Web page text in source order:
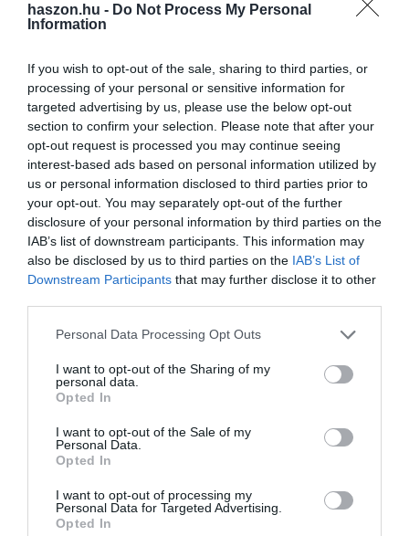
haszon.hu - Do Not Process My Personal
Information
If you wish to opt-out of the sale, sharing to third parties, or
processing of your personal or sensitive information for
targeted advertising by us, please use the below opt-out
section to confirm your selection. Please note that after your
opt-out request is processed you may continue seeing
interest-based ads based on personal information utilized by
us or personal information disclosed to third parties prior to
your opt-out. You may separately opt-out of the further
disclosure of your personal information by third parties on the
IAB’s list of downstream participants. This information may
also be disclosed by us to third parties on the IAB’s List of
Downstream Participants that may further disclose it to other
Please note that this website/app uses one or more Google
not limited to your visit or usage behaviour. You may click to
grant or deny consent to Google and its third-party tags to
use your data for below specified purposes in below Google
consent section.
Personal Data Processing Opt Outs
I want to opt-out of the Sharing of my
personal data.
Opted In
I want to opt-out of the Sale of my
Personal Data.
Opted In
I want to opt-out of processing my
Personal Data for Targeted Advertising.
Opted In
FOGYASZTÓVÉDELEM
Százezreket vertek át kamu webáruházakkal
Eddig 76 ezer kamu webáruház köthető egy kínai bűnbandához
Európában és az Egyesült Államokban. Kedvezményes